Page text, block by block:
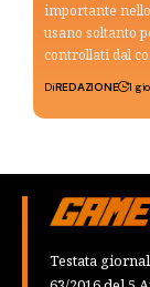
importante
usano soltanto
controllati dal
DiREDAZIONE 1
Testata